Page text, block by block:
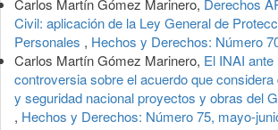
Carlos Martín Gómez Marinero, Derechos
Civil: aplicación de la Ley General de
Personales , Hechos y Derechos: Número
Carlos Martín Gómez Marinero, El INAI
controversia sobre el acuerdo que
y seguridad nacional proyectos y obras del
, Hechos y Derechos: Número 75, mayo-